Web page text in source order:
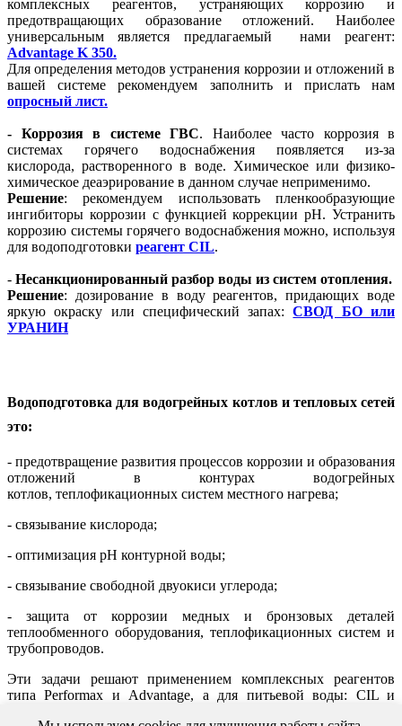
комплексных реагентов, устраняющих коррозию и
предотвращающих образование отложений. Наиболее
универсальным является предлагаемый нами реагент:
Advantage K 350.
Для определения методов устранения коррозии и отложений в
вашей системе рекомендуем заполнить и прислать нам
опросный лист.
- Коррозия в системе ГВС. Наиболее часто коррозия в
системах горячего водоснабжения появляется из-за
кислорода, растворенного в воде. Химическое или физико-
химическое деаэрирование в данном случае неприменимо.
Решение: рекомендуем использовать пленкообразующие
ингибиторы коррозии с функцией коррекции рН. Устранить
коррозию системы горячего водоснабжения можно, используя
для водоподготовки реагент CIL.
- Несанкционированный разбор воды из систем отопления.
Решение: дозирование в воду реагентов, придающих воде
яркую окраску или специфический запах:СВОД БО или
УРАНИН
Водоподготовка для водогрейных котлов и тепловых сетей
это:
- предотвращение развития процессов коррозии и образования
отложений в контурах водогрейных
котлов, теплофикационных систем местного нагрева;
- связывание кислорода;
- оптимизация рН контурной воды;
- связывание свободной двуокиси углерода;
- защита от коррозии медных и бронзовых деталей
теплообменного оборудования, теплофикационных систем и
трубопроводов.
Эти задачи решают применением комплексных реагентов
типа Performax и Advantage, а для питьевой воды: CIL и